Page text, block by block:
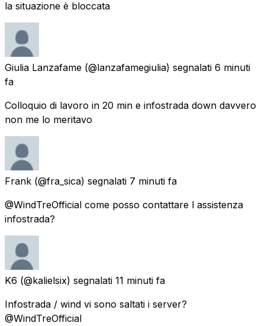
la situazione è bloccata
Giulia Lanzafame (@lanzafamegiulia) segnalati 6 minuti
fa
Colloquio di lavoro in 20 min e infostrada down davvero
non me lo meritavo
Frank (@fra_sica) segnalati 7 minuti fa
@WindTreOfficial come posso contattare l assistenza
infostrada?
K6 (@kalielsix) segnalati 11 minuti fa
Infostrada / wind vi sono saltati i server?
@WindTreOfficial